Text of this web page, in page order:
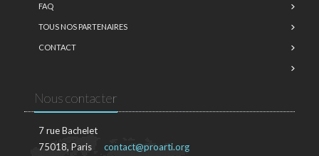
FAQ
TOUS NOS PARTENAIRES
CONTACT
Nous contacter
7 rue Bachelet
75018, Paris
contact@proarti.org